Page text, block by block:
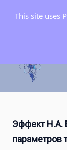
Эффект Н.А.
параметров
This site uses